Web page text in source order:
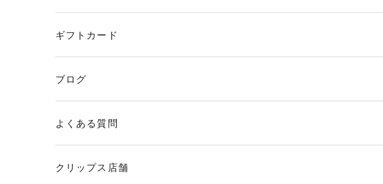
ギフトカード
ブログ
よくある質問
クリップス店舗